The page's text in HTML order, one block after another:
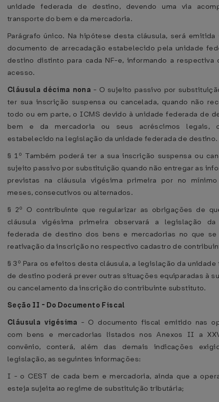
unidade federada de destino, devendo uma via
transporte do bem e da mercadoria.
Parágrafo único. Na hipótese desta cláusula, será emitida
documento de arrecadação estabelecido pela unidade
destino distinto para cada NF-e, informando a respectiva
acesso.
Cláusula décima nona - O sujeito passivo por
ter sua inscrição suspensa ou cancelada, quando não
todo ou em parte, o ICMS devido à unidade federada de
bem e da mercadoria ou seus acréscimos legais,
estabelecido na legislação da unidade federada de destino.
§ 1º Também poderá ter a sua inscrição suspensa ou
sujeito passivo por substituição quando não entregar as
previstas na cláusula vigésima primeira por no
meses, consecutivos ou alternados.
§ 2º O contribuinte que regularizar as obrigações de
cláusula vigésima primeira observará a legislação da
federada de destino dos bens e mercadorias no que
reativação da inscrição no respectivo cadastro de
§ 3º Para os efeitos desta cláusula, a legislação da unidade
de destino poderá prever outras situações equiparadas à
ou cancelamento da inscrição do contribuinte substituto.
Seção II - Do Documento Fiscal
Cláusula vigésima - O documento fiscal emitido nas
com bens e mercadorias listados nos Anexos II a
convênio, conterá, além das demais indicações
legislação, as seguintes informações:
I - o CEST de cada bem e mercadoria, ainda que a
esteja sujeita ao regime de substituição tributária;